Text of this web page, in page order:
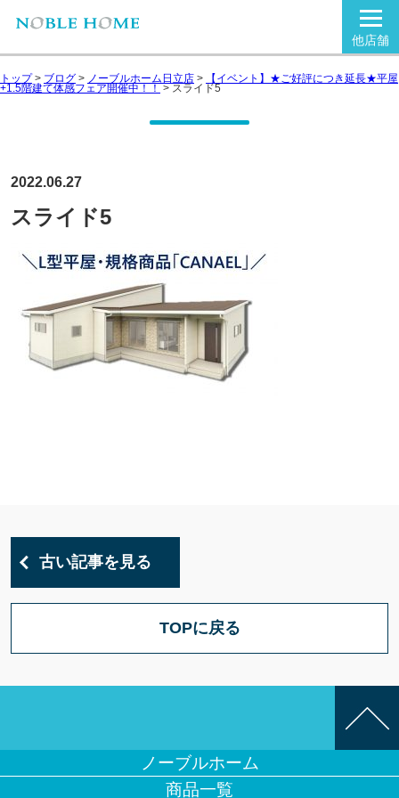
他店舗
トップ> ブログ > ノーブルホーム日立店 > 【イベント】★ご好評につき延長★平屋
+1.5階建て体感フェア開催中！！ > スライド5
2022.06.27
スライド5
古い記事を見る
TOPに戻る
ノーブルホーム
商品一覧